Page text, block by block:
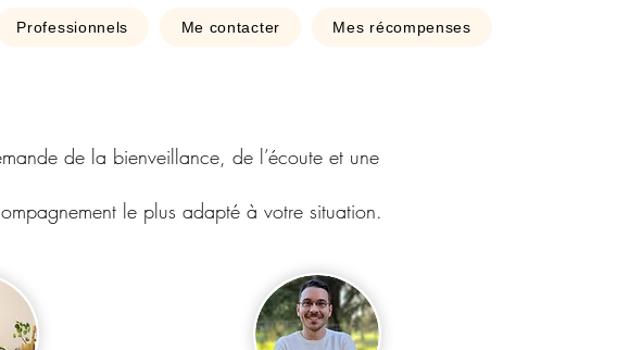
Professionnels Me contacter Mes récompenses
de la bienveillance, de l’écoute et une
le plus adapté à votre situation.